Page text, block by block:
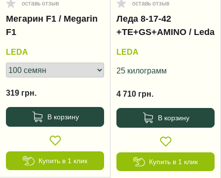
оставь отзыв
Мегарин F1 / Megarin
F1
LEDA
319 грн.
В корзину
Купить в 1 клик
оставь отзыв
Леда 8-17-42
+ТЕ+GS+AMINO / Leda
LEDA
25 килограмм
4 710 грн.
В корзину
Купить в 1 клик